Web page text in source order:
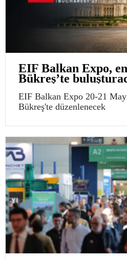
EIF Balkan Expo,
Bükreş’te
EIF Balkan Expo 20-21
Bükreş'te düzenlenecek